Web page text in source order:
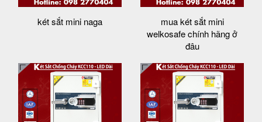
két sắt mini naga
mua két sắt mini
welkosafe chính hãng ở
đâu